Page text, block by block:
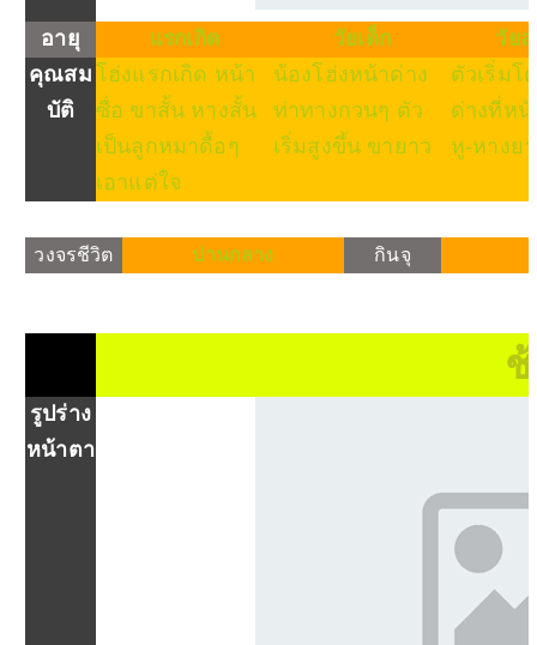
อายุ แรกเกิด วัยเด็ก วัย
คุณสม
บัติ
โฮ่งแรกเกิด หน้า
ซื่อ ขาสั้น หางสั้น
เป็นลูกหมาดื้อๆ
เอาแต่ใจ
น้องโฮ่งหน้าด่าง
ท่าทางกวนๆ ตัว
เริ่มสูงขึ้น ขายาว
ตัวเริ่มโ
ด่างที่ห
หู-หางย
วงจรชีวิต ปานกลาง กินจุ
รูปร่าง
หน้าตา